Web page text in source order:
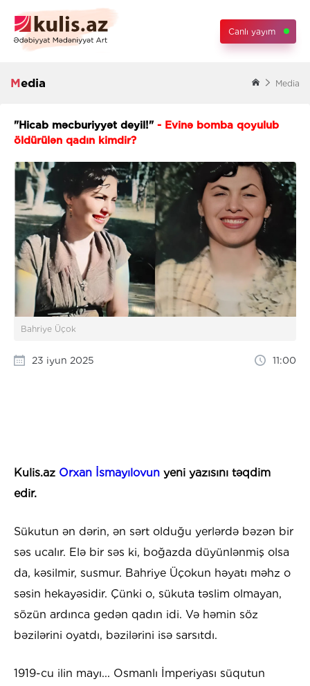
Canlı yayım
Media Media
"Hicab məcburiyyət deyil!" - Evinə bomba qoyulub
öldürülən qadın kimdir?
Bahriye Üçok
23 iyun 2025 11:00
Kulis.az Orxan İsmayılovun yeni yazısını təqdim
edir.
Sükutun ən dərin, ən sərt olduğu yerlərdə bəzən bir
səs ucalır. Elə bir səs ki, boğazda düyünlənmiş olsa
da, kəsilmir, susmur. Bahriye Üçokun həyatı məhz o
səsin hekayəsidir. Çünki o, sükuta təslim olmayan,
sözün ardınca gedən qadın idi. Və həmin söz
bəzilərini oyatdı, bəzilərini isə sarsıtdı.
1919-cu ilin mayı... Osmanlı İmperiyası süqutun